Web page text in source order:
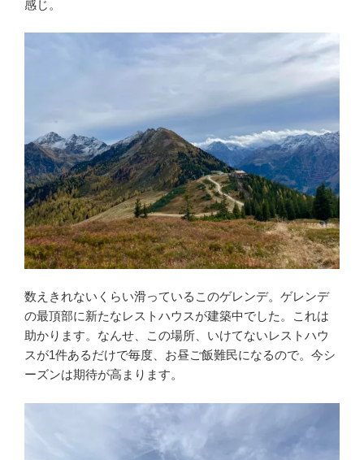
感じ。
数えきれないくらい滑っているこのゲレンデ。ゲレンデ
の最頂部に新たなレストハウスが建築中でした。これは
助かります。なんせ、この場所、いけてないレストハウ
スが1件あるだけで毎度、お昼ご飯難民になるので。今シ
ーズンは期待が高まります。